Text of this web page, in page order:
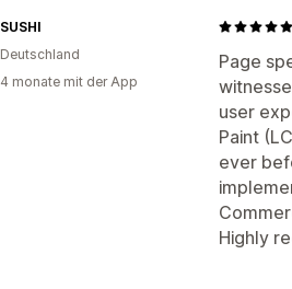
Page
user
Paint
ever
Highly
SUSHI
Deutschland
4 monate mit der App